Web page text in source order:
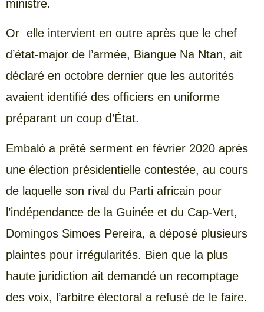
ministre.
Or elle intervient en outre après que le chef
d’état-major de l’armée, Biangue Na Ntan, ait
déclaré en octobre dernier que les autorités
avaient identifié des officiers en uniforme
préparant un coup d’État.
Embaló a prêté serment en février 2020 après
une élection présidentielle contestée, au cours
de laquelle son rival du Parti africain pour
l’indépendance de la Guinée et du Cap-Vert,
Domingos Simoes Pereira, a déposé plusieurs
plaintes pour irrégularités. Bien que la plus
haute juridiction ait demandé un recomptage
des voix, l’arbitre électoral a refusé de le faire.